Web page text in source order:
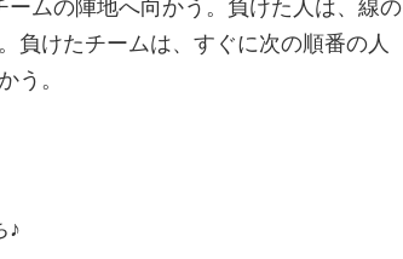
ムの陣地へ向かう。負けた人は、線の
負けたチームは、すぐに次の順番の人
う。
♪